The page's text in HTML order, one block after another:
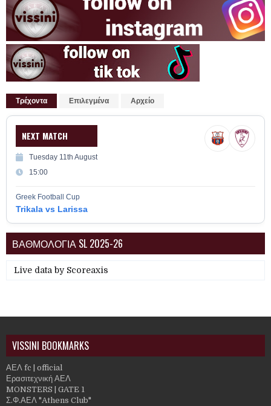
Τρέχοντα Επιλεγμένα Αρχείο
NEXT MATCH
Tuesday 11th August
15:00
Greek Football Cup
Trikala vs Larissa
ΒΑΘΜΟΛΟΓΙΑ SL 2025-26
Live data by Scoreaxis
VISSINI BOOKMARKS
ΑΕΛ fc | official
Ερασιτεχνική ΑΕΛ
MONSTERS | GATE 1
Σ.Φ.ΑΕΛ "Athens Club"